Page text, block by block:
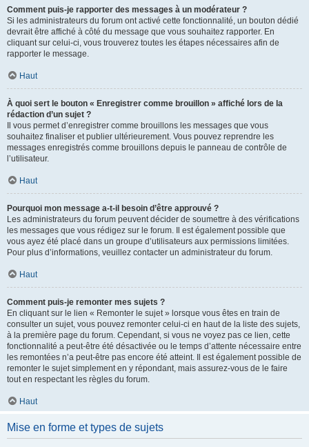
Comment puis-je rapporter des messages à un modérateur ?
Si les administrateurs du forum ont activé cette fonctionnalité, un bouton dédié
devrait être affiché à côté du message que vous souhaitez rapporter. En
cliquant sur celui-ci, vous trouverez toutes les étapes nécessaires afin de
rapporter le message.
Haut
À quoi sert le bouton « Enregistrer comme brouillon » affiché lors de la
rédaction d’un sujet ?
Il vous permet d’enregistrer comme brouillons les messages que vous
souhaitez finaliser et publier ultérieurement. Vous pouvez reprendre les
messages enregistrés comme brouillons depuis le panneau de contrôle de
l’utilisateur.
Haut
Pourquoi mon message a-t-il besoin d’être approuvé ?
Les administrateurs du forum peuvent décider de soumettre à des vérifications
les messages que vous rédigez sur le forum. Il est également possible que
vous ayez été placé dans un groupe d’utilisateurs aux permissions limitées.
Pour plus d’informations, veuillez contacter un administrateur du forum.
Haut
Comment puis-je remonter mes sujets ?
En cliquant sur le lien « Remonter le sujet » lorsque vous êtes en train de
consulter un sujet, vous pouvez remonter celui-ci en haut de la liste des sujets,
à la première page du forum. Cependant, si vous ne voyez pas ce lien, cette
fonctionnalité a peut-être été désactivée ou le temps d’attente nécessaire entre
les remontées n’a peut-être pas encore été atteint. Il est également possible de
remonter le sujet simplement en y répondant, mais assurez-vous de le faire
tout en respectant les règles du forum.
Haut
Mise en forme et types de sujets